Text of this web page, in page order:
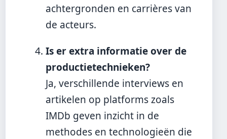
achtergronden en carrières van
de acteurs.
Is er extra informatie over de
productietechnieken?
Ja, verschillende interviews en
artikelen op platforms zoals
IMDb geven inzicht in de
methodes en technologieën die